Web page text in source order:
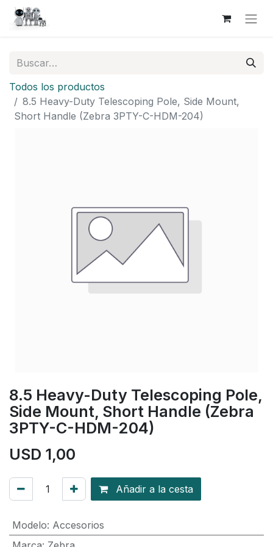
Todos los productos
8.5 Heavy-Duty Telescoping Pole, Side Mount,
Short Handle (Zebra 3PTY-C-HDM-204)
8.5 Heavy-Duty Telescoping Pole,
Side Mount, Short Handle (Zebra
3PTY-C-HDM-204)
USD 1,00
Añadir a la cesta
Modelo: Accesorios